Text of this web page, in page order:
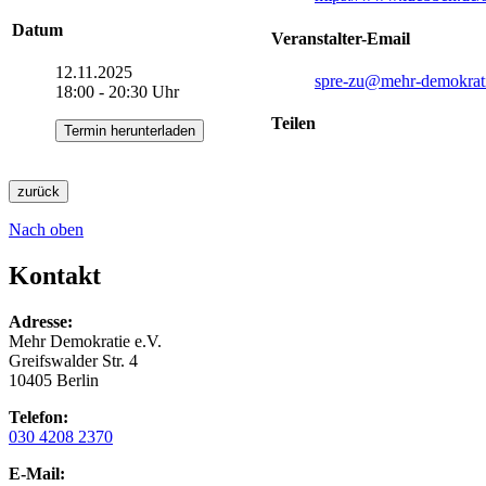
Datum
12.11.2025
18:00 - 20:30 Uhr
Termin herunterladen
Veranstalter-Email
spre-zu@mehr-
Teilen
zurück
Nach oben
Kontakt
Adresse:
Mehr Demokratie e.V.
Greifswalder Str. 4
10405 Berlin
Telefon:
030 4208 2370
E-Mail: